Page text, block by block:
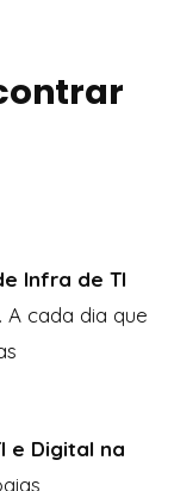
Infra de TI
A cada dia que
e Digital na